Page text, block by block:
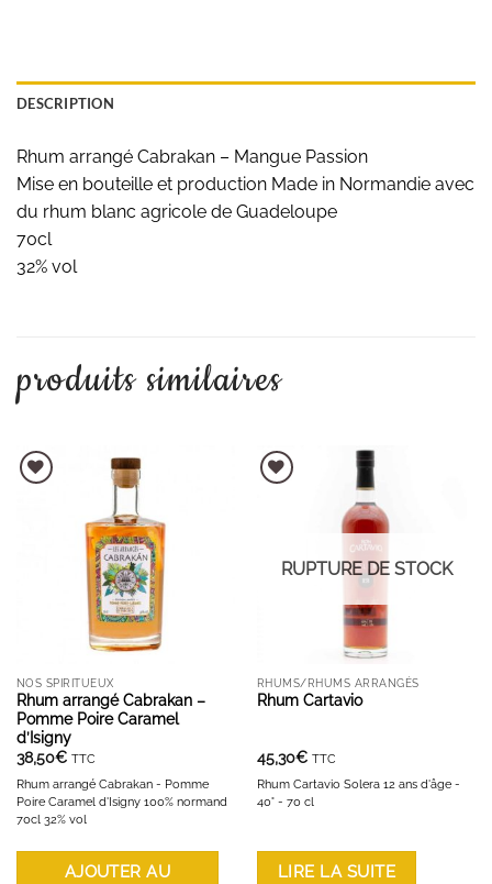
DESCRIPTION
Rhum arrangé Cabrakan – Mangue Passion
Mise en bouteille et production Made in Normandie avec
du rhum blanc agricole de Guadeloupe
70cl
32% vol
produits similaires
NOS SPIRITUEUX
Rhum arrangé Cabrakan –
Pomme Poire Caramel
d’Isigny
38,50€ TTC
Rhum arrangé Cabrakan - Pomme
Poire Caramel d'Isigny 100% normand
70cl 32% vol
AJOUTER AU
AJOUTER À LA LISTE D'ENVIES
RUPTURE DE STOCK
RHUMS/RHUMS ARRANGÉS
Rhum Cartavio
45,30€ TTC
Rhum Cartavio Solera 12 ans d'âge -
40° - 70 cl
LIRE LA SUITE